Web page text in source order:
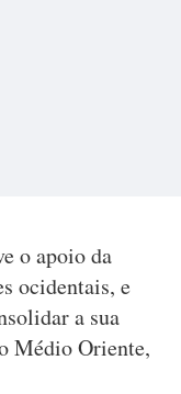
o apoio da
ocidentais, e
a sua
Médio Oriente,